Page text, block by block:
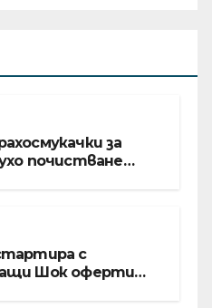
за
почистване
с
Шок оферти